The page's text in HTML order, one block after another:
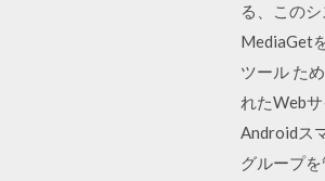
る、この
MediaGet
ツール た
れたWeb
Androidス
グループ